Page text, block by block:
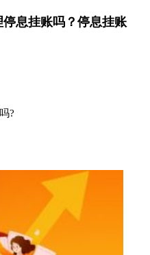
息挂账吗？停息挂账
?